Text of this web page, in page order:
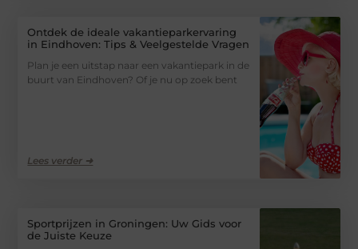
Ontdek de ideale vakantieparkervaring
in Eindhoven: Tips & Veelgestelde Vragen
Plan je een uitstap naar een vakantiepark in de
buurt van Eindhoven? Of je nu op zoek bent
Lees verder ➜
Sportprijzen in Groningen: Uw Gids voor
de Juiste Keuze